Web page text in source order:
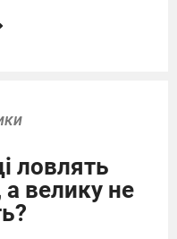
ловлять
велику не